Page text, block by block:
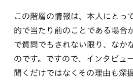
この階層の情報は、本人にとっ
的で当たり前のことである場合
で質問でもされない限り、なか
のです。ですので、インタビュ
聞くだけではなくその理由も深